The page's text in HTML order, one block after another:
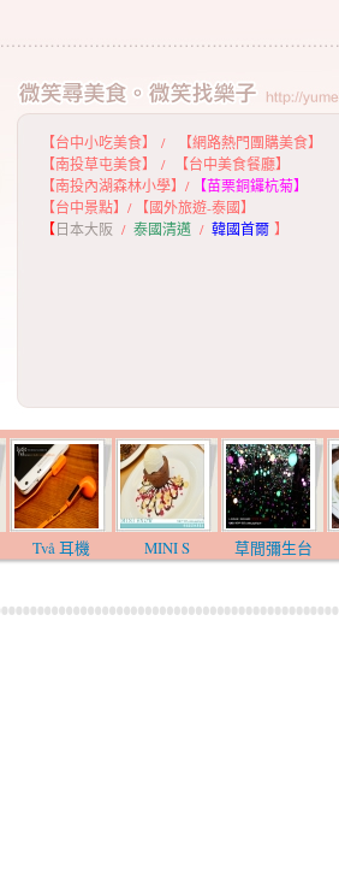
【台中小吃美食】 /
【網路熱門團購美食】
【南投草屯美食】 /
【台中美食餐廳】
【南投內湖森林小學】 / 【苗栗銅鑼杭菊】
【台中景點】 /
【國外旅遊-泰國】
【日本大阪 / 泰國清邁 / 韓國首爾 】
Två 耳機 MINI S 草間彌生台